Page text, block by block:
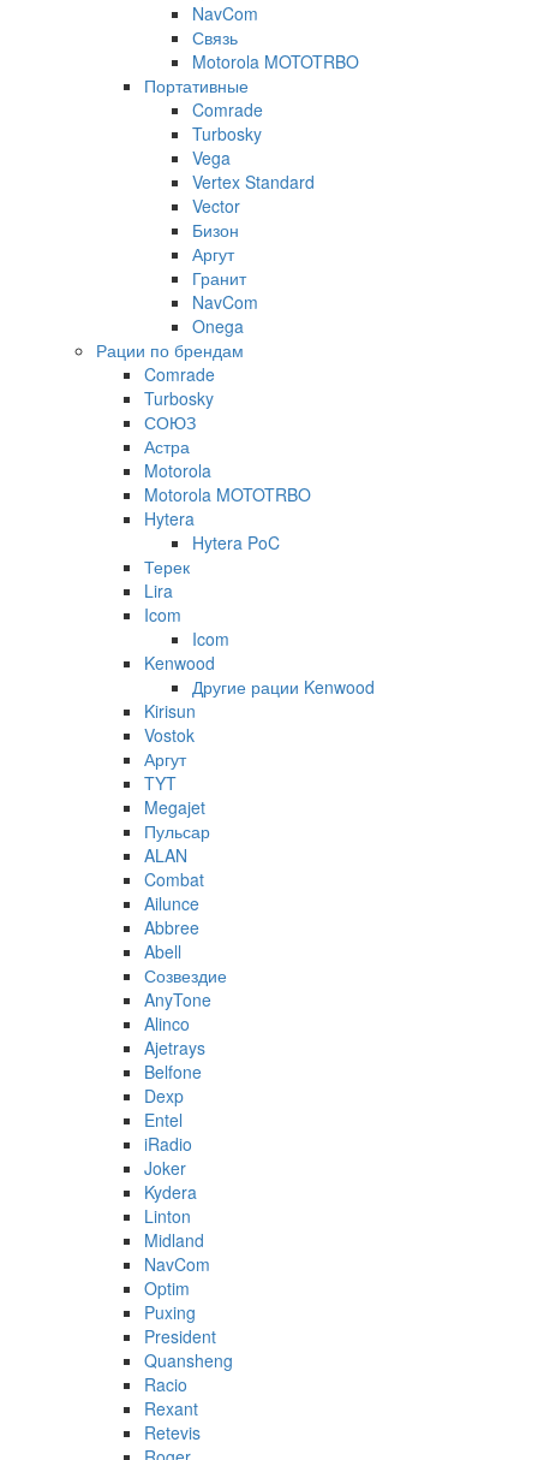
NavCom
Связь
Motorola MOTOTRBO
Портативные
Comrade
Turbosky
Vega
Vertex Standard
Vector
Бизон
Аргут
Гранит
NavCom
Onega
Рации по брендам
Comrade
Turbosky
СОЮЗ
Астра
Motorola
Motorola MOTOTRBO
Hytera
Hytera PoC
Терек
Lira
Icom
Icom
Kenwood
Другие рации Kenwood
Kirisun
Vostok
Аргут
TYT
Megajet
Пульсар
ALAN
Combat
Ailunce
Abbree
Abell
Созвездие
AnyTone
Alinco
Ajetrays
Belfone
Dexp
Entel
iRadio
Joker
Kydera
Linton
Midland
NavCom
Optim
Puxing
President
Quansheng
Racio
Rexant
Retevis